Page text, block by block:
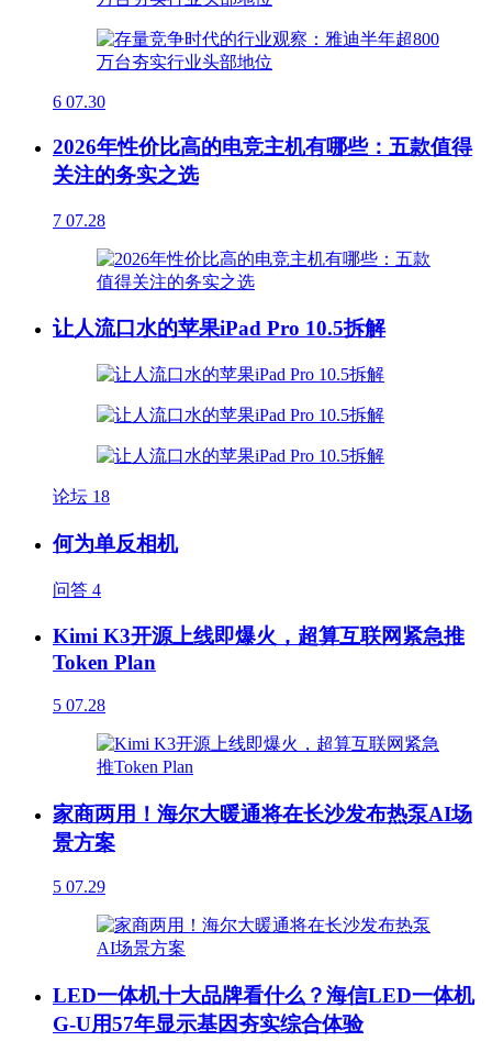
6 07.30
2026年性价比高的电竞主机有哪些：五款值得
关注的务实之选
7 07.28
让人流口水的苹果iPad Pro 10.5拆解
论坛 18
何为单反相机
问答 4
Kimi K3开源上线即爆火，超算互联网紧急推
Token Plan
5 07.28
家商两用！海尔大暖通将在长沙发布热泵AI场
景方案
5 07.29
LED一体机十大品牌看什么？海信LED一体机
G-U用57年显示基因夯实综合体验